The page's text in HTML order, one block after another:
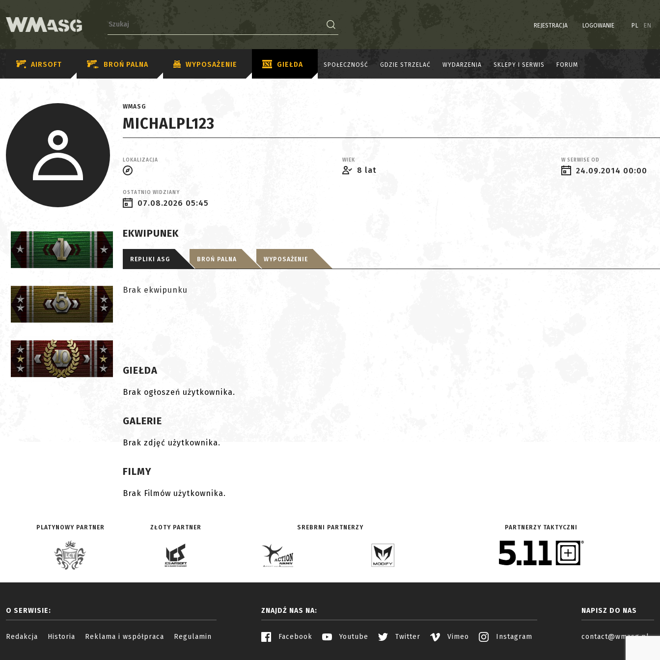
REJESTRACJA LOGOWANIE PL EN
AIRSOFT BROŃ PALNA WYPOSAŻENIE GIEŁDA SPOŁECZNOŚĆ GDZIE STRZELAĆ WYDARZENIA SKLEPY I SERWIS FORUM
WMASG
MICHALPL123
LOKALIZACJA WIEK
8 lat
W SERWISE OD
24.09.2014 00:00
OSTATNIO WIDZIANY
07.08.2026 05:45
EKWIPUNEK
REPLIKI ASG BROŃ PALNA WYPOSAŻENIE
Brak ekwipunku
GIEŁDA
Brak ogłoszeń użytkownika.
GALERIE
Brak zdjęć użytkownika.
FILMY
Brak Filmów użytkownika.
PLATYNOWY PARTNER ZŁOTY PARTNER SREBRNI PARTNERZY PARTNERZY TAKTYCZNI
O SERWISIE:
Redakcja Historia Reklama i współpraca Regulamin
ZNAJDŹ NAS NA:
Facebook Youtube Twitter Vimeo Instagram
NAPISZ DO NAS
contact@wmasg.pl